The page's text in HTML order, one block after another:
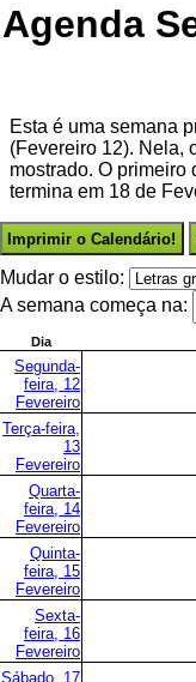
Agenda
Esta é uma semana
(Fevereiro 12). Nela,
mostrado. O primeiro
termina em 18 de
Imprimir o Calendário!
Mudar o estilo:
A semana começa na:
Dia
Segunda-
feira, 12
Fevereiro
Terça-feira,
13
Fevereiro
Quarta-
feira, 14
Fevereiro
Quinta-
feira, 15
Fevereiro
Sexta-
feira, 16
Fevereiro
Sábado, 17